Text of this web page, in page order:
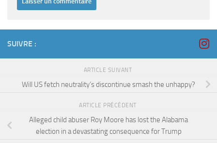
SUIVRE :
ARTICLE SUIVANT
Will US fetch neutrality’s discontinue smash the unhappy?
ARTICLE PRÉCÉDENT
Alleged child abuser Roy Moore has lost the Alabama
election in a devastating consequence for Trump